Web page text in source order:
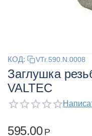
КОД: VTr.590.N.0008
Заглушка
VALTEC
595.00 Р